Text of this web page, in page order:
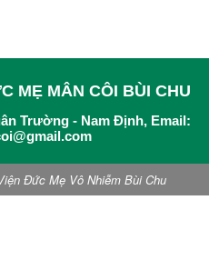
MẸ MÂN CÔI BÙI CHU
Trường - Nam Định, Email:
Đức Mẹ Vô Nhiễm Bùi Chu